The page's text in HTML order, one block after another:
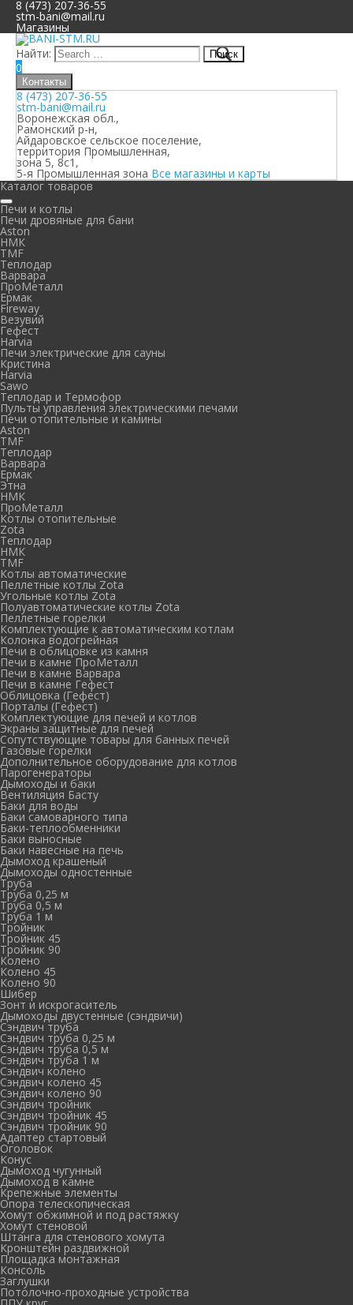
8 (473) 207-36-55
stm-bani@mail.ru
Магазины
Найти:
0
Контакты
8 (473) 207-36-55
stm-bani@mail.ru
Воронежская обл.,
Рамонский р-н,
Айдаровское сельское поселение,
территория Промышленная,
зона 5, 8с1,
5-я Промышленная зона Все магазины и карты
Каталог товаров
Печи и котлы
Печи дровяные для бани
Aston
НМК
TMF
Теплодар
Варвара
ПроМеталл
Ермак
Fireway
Везувий
Гефест
Harvia
Печи электрические для сауны
Кристина
Harvia
Sawo
Теплодар и Термофор
Пульты управления электрическими печами
Печи отопительные и камины
Aston
TMF
Теплодар
Варвара
Ермак
Этна
НМК
ПроМеталл
Котлы отопительные
Zota
Теплодар
НМК
TMF
Котлы автоматические
Пеллетные котлы Zota
Угольные котлы Zota
Полуавтоматические котлы Zota
Пеллетные горелки
Комплектующие к автоматическим котлам
Колонка водогрейная
Печи в облицовке из камня
Печи в камне ПроМеталл
Печи в камне Варвара
Печи в камне Гефест
Облицовка (Гефест)
Порталы (Гефест)
Комплектующие для печей и котлов
Экраны защитные для печей
Сопутствующие товары для банных печей
Газовые горелки
Дополнительное оборудование для котлов
Парогенераторы
Дымоходы и баки
Вентиляция Басту
Баки для воды
Баки самоварного типа
Баки-теплообменники
Баки выносные
Баки навесные на печь
Дымоход крашеный
Дымоходы одностенные
Труба
Труба 0,25 м
Труба 0,5 м
Труба 1 м
Тройник
Тройник 45
Тройник 90
Колено
Колено 45
Колено 90
Шибер
Зонт и искрогаситель
Дымоходы двустенные (сэндвичи)
Сэндвич труба
Сэндвич труба 0,25 м
Сэндвич труба 0,5 м
Сэндвич труба 1 м
Сэндвич колено
Сэндвич колено 45
Сэндвич колено 90
Сэндвич тройник
Сэндвич тройник 45
Сэндвич тройник 90
Адаптер стартовый
Оголовок
Конус
Дымоход чугунный
Дымоход в камне
Крепежные элементы
Опора телескопическая
Хомут обжимной и под растяжку
Хомут стеновой
Штанга для стенового хомута
Кронштейн раздвижной
Площадка монтажная
Консоль
Заглушки
Потолочно-проходные устройства